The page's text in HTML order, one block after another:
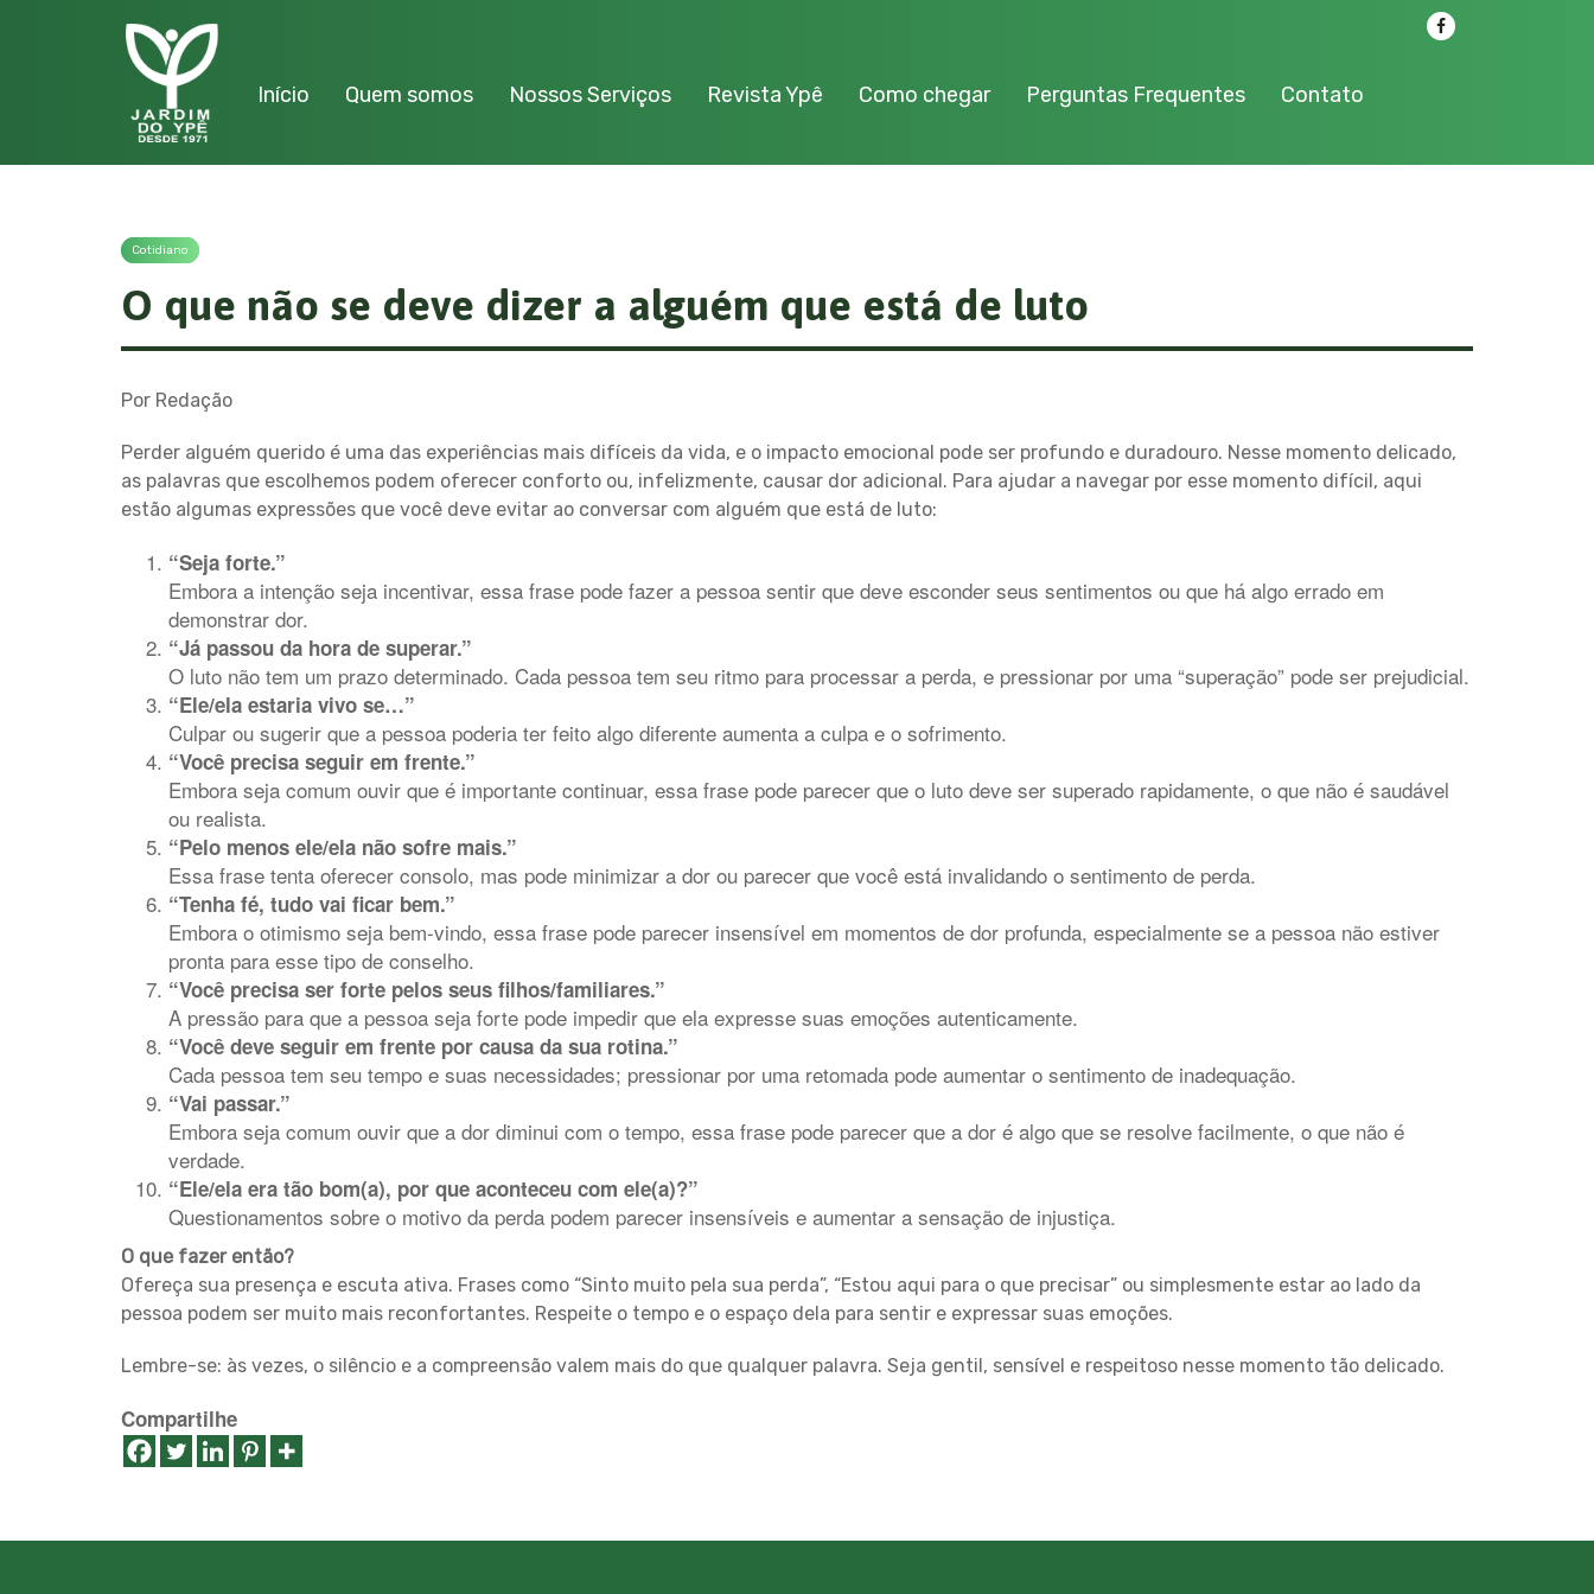
Início Quem somos Nossos Serviços Revista Ypê Como chegar Perguntas Frequentes Contato
Cotidiano
O que não se deve dizer a alguém que está de luto
Por Redação
Perder alguém querido é uma das experiências mais difíceis da vida, e o impacto emocional pode ser profundo e duradouro. Nesse momento delicado,
as palavras que escolhemos podem oferecer conforto ou, infelizmente, causar dor adicional. Para ajudar a navegar por esse momento difícil, aqui
estão algumas expressões que você deve evitar ao conversar com alguém que está de luto:
“Seja forte.”
Embora a intenção seja incentivar, essa frase pode fazer a pessoa sentir que deve esconder seus sentimentos ou que há algo errado em
demonstrar dor.
“Já passou da hora de superar.”
O luto não tem um prazo determinado. Cada pessoa tem seu ritmo para processar a perda, e pressionar por uma “superação” pode ser prejudicial.
“Ele/ela estaria vivo se…”
Culpar ou sugerir que a pessoa poderia ter feito algo diferente aumenta a culpa e o sofrimento.
“Você precisa seguir em frente.”
Embora seja comum ouvir que é importante continuar, essa frase pode parecer que o luto deve ser superado rapidamente, o que não é saudável
ou realista.
“Pelo menos ele/ela não sofre mais.”
Essa frase tenta oferecer consolo, mas pode minimizar a dor ou parecer que você está invalidando o sentimento de perda.
“Tenha fé, tudo vai ficar bem.”
Embora o otimismo seja bem-vindo, essa frase pode parecer insensível em momentos de dor profunda, especialmente se a pessoa não estiver
pronta para esse tipo de conselho.
“Você precisa ser forte pelos seus filhos/familiares.”
A pressão para que a pessoa seja forte pode impedir que ela expresse suas emoções autenticamente.
“Você deve seguir em frente por causa da sua rotina.”
Cada pessoa tem seu tempo e suas necessidades; pressionar por uma retomada pode aumentar o sentimento de inadequação.
“Vai passar.”
Embora seja comum ouvir que a dor diminui com o tempo, essa frase pode parecer que a dor é algo que se resolve facilmente, o que não é
verdade.
“Ele/ela era tão bom(a), por que aconteceu com ele(a)?”
Questionamentos sobre o motivo da perda podem parecer insensíveis e aumentar a sensação de injustiça.
O que fazer então?
Ofereça sua presença e escuta ativa. Frases como “Sinto muito pela sua perda”, “Estou aqui para o que precisar” ou simplesmente estar ao lado da
pessoa podem ser muito mais reconfortantes. Respeite o tempo e o espaço dela para sentir e expressar suas emoções.
Lembre-se: às vezes, o silêncio e a compreensão valem mais do que qualquer palavra. Seja gentil, sensível e respeitoso nesse momento tão delicado.
Compartilhe